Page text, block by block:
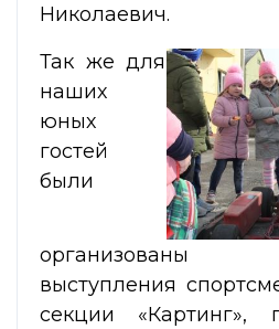
Николаевич.
Так же для
наших
юных
гостей
были
организованы
выступления
секции «Картинг»,